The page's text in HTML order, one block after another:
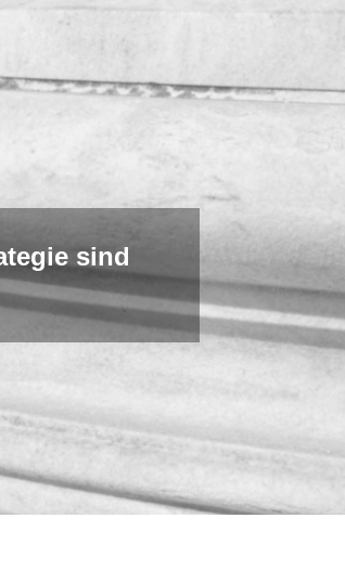
sind